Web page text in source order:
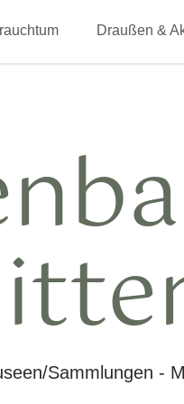
Draußen &
Sammlungen -